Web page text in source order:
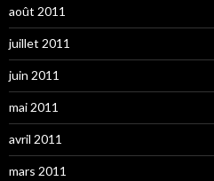
août 2011
juillet 2011
juin 2011
mai 2011
avril 2011
mars 2011